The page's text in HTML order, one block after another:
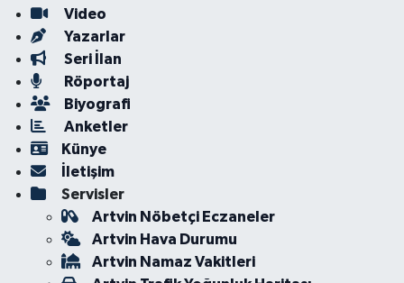
Video
Yazarlar
Seri İlan
Röportaj
Biyografi
Anketler
Künye
İletişim
Servisler
Artvin Nöbetçi Eczaneler
Artvin Hava Durumu
Artvin Namaz Vakitleri